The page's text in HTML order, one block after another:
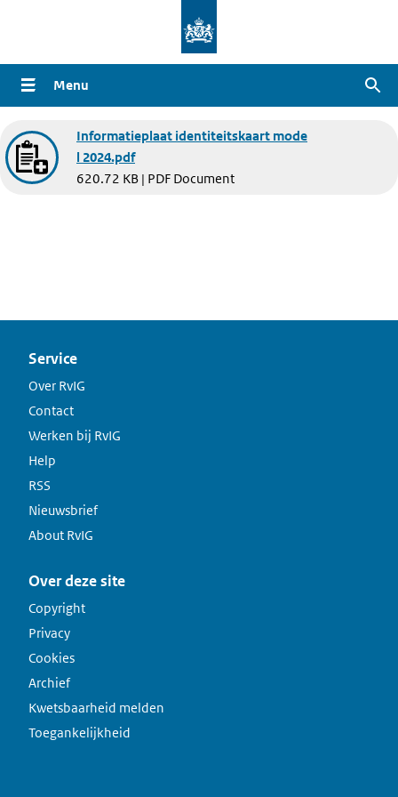
naar
de
gaan
Menu
Document
Informatieplaat identiteitskaart mode
l 2024.pdf
620.72 KB | PDF Document
Service
Over RvIG
Contact
Werken bij RvIG
Help
RSS
Nieuwsbrief
About RvIG
Over deze site
Copyright
Privacy
Cookies
Archief
Kwetsbaarheid melden
Toegankelijkheid